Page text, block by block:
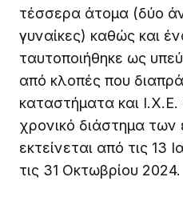
τέσσερα άτομα (δύο
γυναίκες) καθώς και
ταυτοποιήθηκε ως
από κλοπές που
καταστήματα και Ι.Χ.Ε.
χρονικό διάστημα
εκτείνεται από τις 13
τις 31 Οκτωβρίου 2024.